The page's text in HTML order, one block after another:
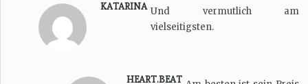
KATARINA Und vermutlich am
vielseitigsten.
HEART.BEAT